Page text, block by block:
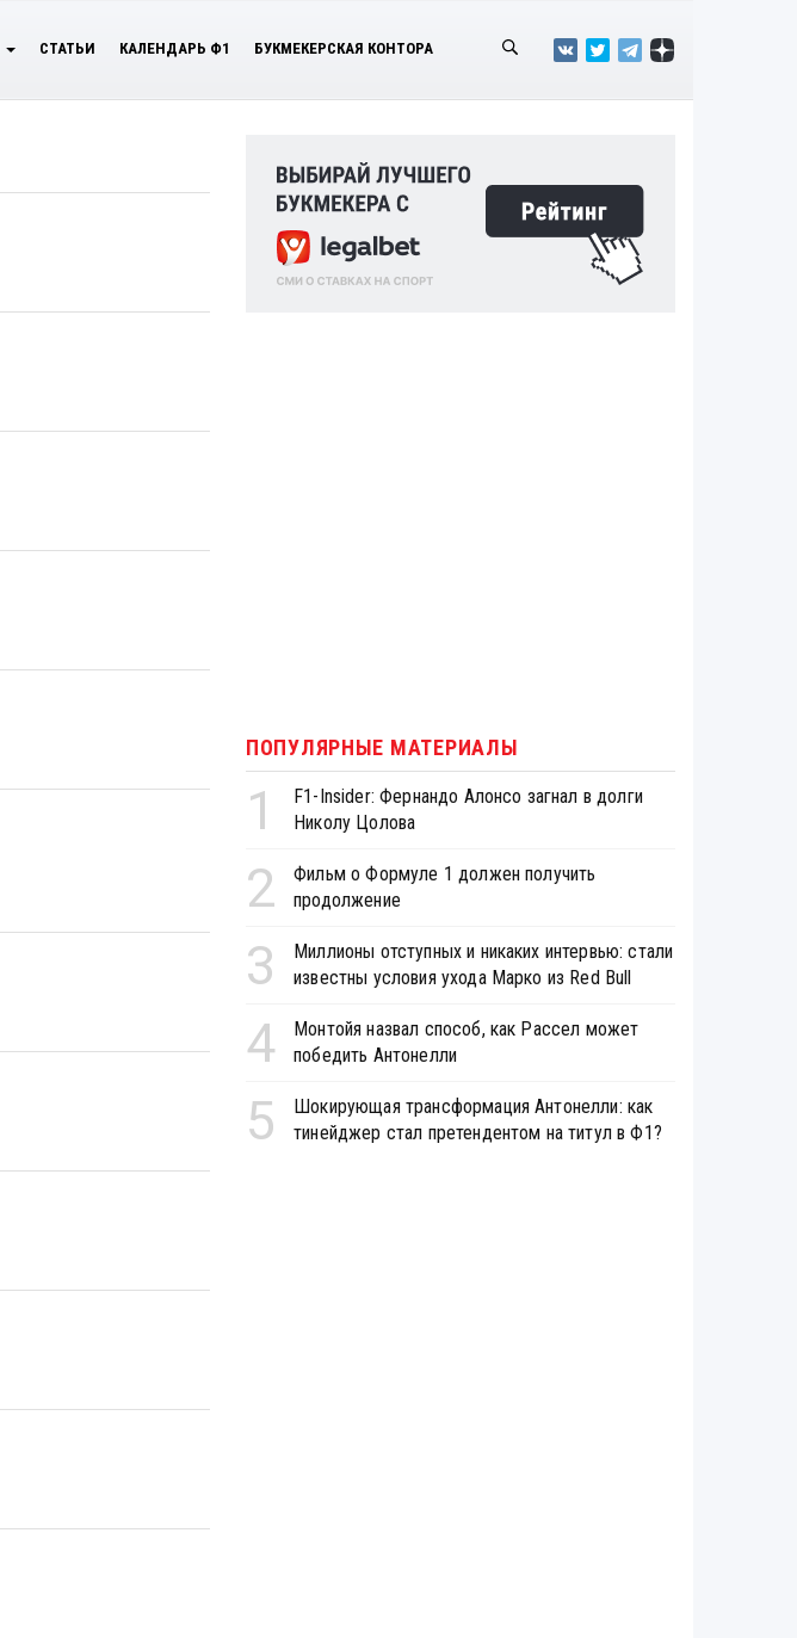
СТАТЬИ КАЛЕНДАРЬ Ф1 БУКМЕКЕРСКАЯ КОНТОРА
ПОПУЛЯРНЫЕ МАТЕРИАЛЫ
1
F1-Insider: Фернандо Алонсо загнал в долги
Николу Цолова
2
Фильм о Формуле 1 должен получить
продолжение
3
Миллионы отступных и никаких интервью: стали
известны условия ухода Марко из Red Bull
4
Монтойя назвал способ, как Рассел может
победить Антонелли
5
Шокирующая трансформация Антонелли: как
тинейджер стал претендентом на титул в Ф1?